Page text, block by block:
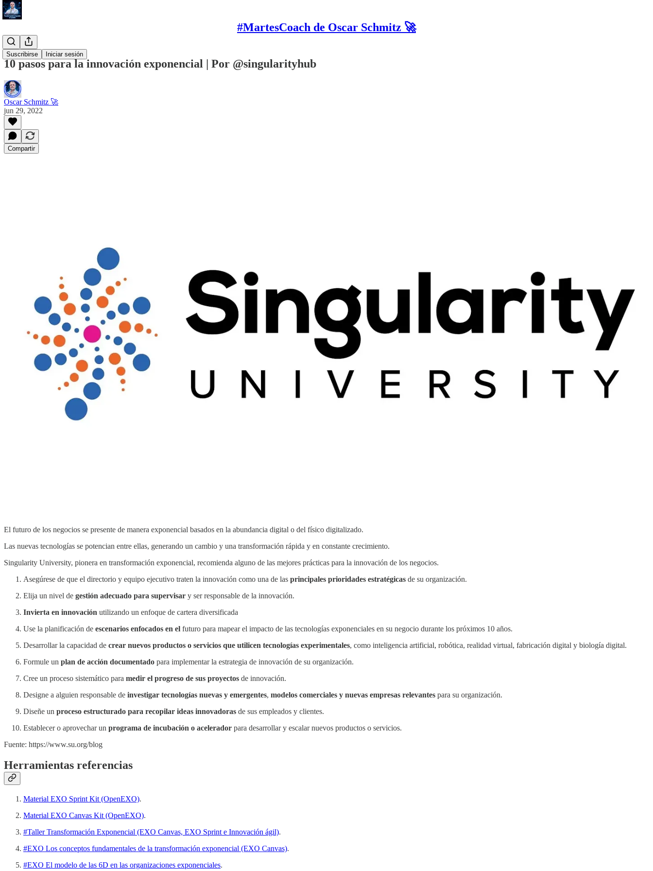
#MartesCoach de Oscar Schmitz 🚀
Suscribirse Iniciar sesión
#Proposito
10 pasos para la innovación exponencial | Por @singularityhub
Oscar Schmitz 🚀
jun 29, 2022
Compartir
El futuro de los negocios se presente de manera exponencial basados en la abundancia digital o del físico digitalizado.
Las nuevas tecnologías se potencian entre ellas, generando un cambio y una transformación rápida y en constante crecimiento.
Singularity University, pionera en transformación exponencial, recomienda alguno de las mejores prácticas para la innovación de los negocios.
Asegúrese de que el directorio y equipo ejecutivo traten la innovación como una de las principales prioridades estratégicas de su organización.
Elija un nivel de gestión adecuado para supervisar y ser responsable de la innovación.
Invierta en innovación utilizando un enfoque de cartera diversificada
Use la planificación de escenarios enfocados en el futuro para mapear el impacto de las tecnologías exponenciales en su negocio durante los próximos 10 años.
Desarrollar la capacidad de crear nuevos productos o servicios que utilicen tecnologías experimentales, como inteligencia artificial, robótica, realidad virtual, fabricación digital y biología digital.
Formule un plan de acción documentado para implementar la estrategia de innovación de su organización.
Cree un proceso sistemático para medir el progreso de sus proyectos de innovación.
Designe a alguien responsable de investigar tecnologías nuevas y emergentes, modelos comerciales y nuevas empresas relevantes para su organización.
Diseñe un proceso estructurado para recopilar ideas innovadoras de sus empleados y clientes.
Establecer o aprovechar un programa de incubación o acelerador para desarrollar y escalar nuevos productos o servicios.
Fuente: https://www.su.org/blog
Herramientas referencias
Material EXO Sprint Kit (OpenEXO).
Material EXO Canvas Kit (OpenEXO).
#Taller Transformación Exponencial (EXO Canvas, EXO Sprint e Innovación ágil).
#EXO Los conceptos fundamentales de la transformación exponencial (EXO Canvas).
#EXO El modelo de las 6D en las organizaciones exponenciales.